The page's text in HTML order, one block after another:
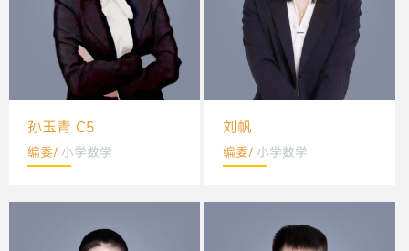
孙玉青 C5
编委/ 小学数学
刘帆
编委/ 小学数学